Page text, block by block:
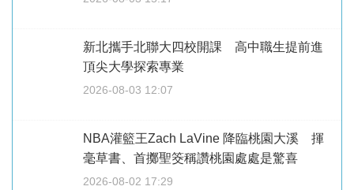
新北攜手北聯大四校開課 高中職生提前進
頂尖大學探索專業
2026-08-03 12:07
NBA灌籃王Zach LaVine 降臨桃園大溪 揮
毫草書、首擲聖筊稱讚桃園處處是驚喜
2026-08-02 17:29